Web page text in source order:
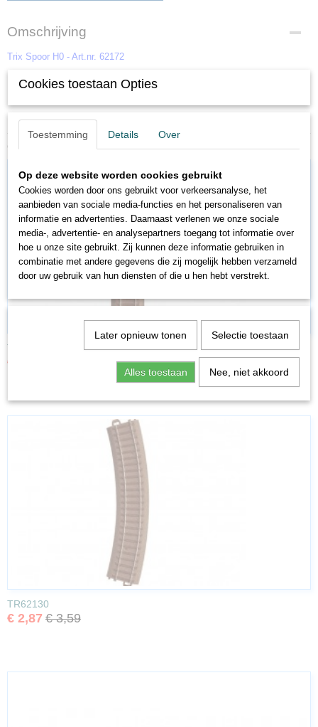
Omschrijving
Trix Spoor H0 - Art.nr. 62172
Lengte 171,7 mm.
Ook interessant
TR62188
€ 2,99
TR62130
€ 2,87 € 3,59
Cookies toestaan Opties
Toestemming Details Over
Op deze website worden cookies gebruikt
Cookies worden door ons gebruikt voor verkeersanalyse, het
aanbieden van sociale media-functies en het personaliseren van
informatie en advertenties. Daarnaast verlenen we onze sociale
media-, advertentie- en analysepartners toegang tot informatie over
hoe u onze site gebruikt. Zij kunnen deze informatie gebruiken in
combinatie met andere gegevens die zij mogelijk hebben verzameld
door uw gebruik van hun diensten of die u hen hebt verstrekt.
Later opnieuw tonen Selectie toestaan
Alles toestaan Nee, niet akkoord